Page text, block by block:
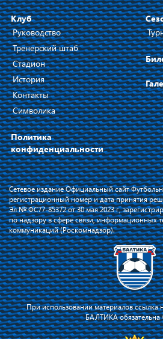
Клуб
Руководство
Тренерский штаб
Стадион
История
Контакты
Символика
Политика
конфиденциальности
Сетевое издание Официальный сайт
регистрационный номер и дата принятия
Эл № ФС77-85372 от 30 мая 2023 г,
по надзору в сфере связи, информационных
коммуникаций (Роскомнадзор).
При использовании материалов
БАЛТИКА обязательна